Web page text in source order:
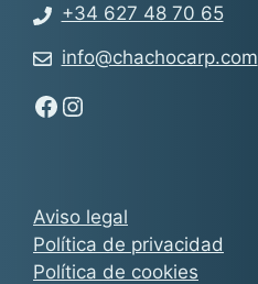
Aviso legal
Política de privacidad
Política de cookies
+34 627 48 70 65
info@chachocarp.com
Síguenos en Facebook - Chachocarp
Síguenos en Instagram - Chachocarp